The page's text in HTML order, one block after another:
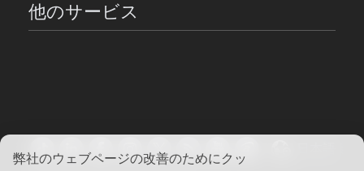
弊社のウェブページの改善のためにクッ
他のサービス